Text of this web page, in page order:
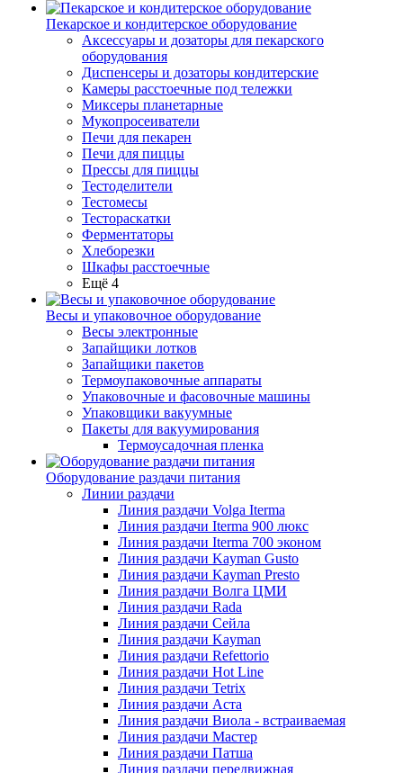
Пекарское и кондитерское оборудование
Аксессуары и дозаторы для пекарского
оборудования
Диспенсеры и дозаторы кондитерские
Камеры расстоечные под тележки
Миксеры планетарные
Мукопросеиватели
Печи для пекарен
Печи для пиццы
Прессы для пиццы
Тестоделители
Тестомесы
Тестораскатки
Ферментаторы
Хлеборезки
Шкафы расстоечные
Ещё 4
Весы и упаковочное оборудование
Весы электронные
Запайщики лотков
Запайщики пакетов
Термоупаковочные аппараты
Упаковочные и фасовочные машины
Упаковщики вакуумные
Пакеты для вакуумирования
Термоусадочная пленка
Оборудование раздачи питания
Линии раздачи
Линия раздачи Volga Iterma
Линия раздачи Iterma 900 люкс
Линия раздачи Iterma 700 эконом
Линия раздачи Kayman Gusto
Линия раздачи Kayman Presto
Линия раздачи Волга ЦМИ
Линия раздачи Rada
Линия раздачи Сейла
Линия раздачи Kayman
Линия раздачи Refettorio
Линия раздачи Hot Line
Линия раздачи Tetrix
Линия раздачи Аста
Линия раздачи Виола - встраиваемая
Линия раздачи Мастер
Линия раздачи Патша
Линия раздачи передвижная